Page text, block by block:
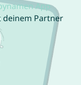
App
Partner